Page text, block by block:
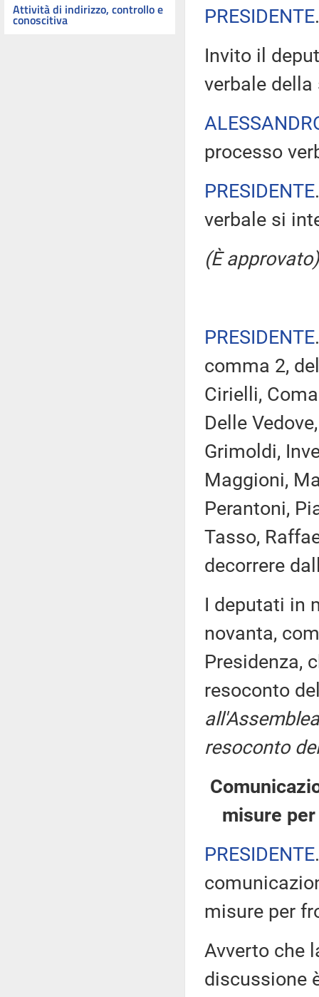
Attività di indirizzo, controllo e
conoscitiva
PRESIDENTE
Invito il
verbale della
processo
PRESIDENTE
verbale si
(È approvato)
PRESIDENTE
comma 2,
Cirielli,
Delle
Grimoldi,
Maggioni,
Perantoni,
Tasso,
decorrere
I deputati in
novanta,
Presidenza,
resoconto
resoconto
misure
PRESIDENTE
misure per
Avverto che
discussione